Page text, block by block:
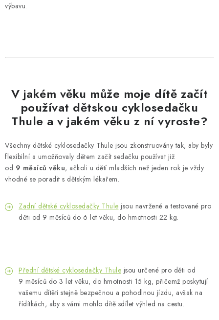
BOXY NA TAŽNÁ ZAŘÍZENÍ
AUTOSTANY
CESTOVNÍ ZAVAZADLA
DÁRKOVÉ POUKAZY
Kontakty O nás Doprava a platba
Půjčovna
Moje objednávka
Napište nám
výbavu.
V jakém věku může moje dítě začít
používat dětskou cyklosedačku
Thule a v jakém věku z ní vyroste?
Všechny dětské cyklosedačky Thule jsou zkonstruovány tak, aby byly
flexibilní a umožňovaly dětem začít sedačku používat již
od 9 měsíců věku, ačkoli u dětí mladších než jeden rok je vždy
vhodné se poradit s dětským lékařem.
Zadní dětské cyklosedačky Thule jsou navržené a testované pro
děti od 9 měsíců do 6 let věku, do hmotnosti 22 kg.
Přední dětské cyklosedačky Thule jsou určené pro děti od
9 měsíců do 3 let věku, do hmotnosti 15 kg, přičemž poskytují
vašemu dítěti stejně bezpečnou a pohodlnou jízdu, avšak na
řídítkách, aby s vámi mohlo dítě sdílet výhled na cestu.